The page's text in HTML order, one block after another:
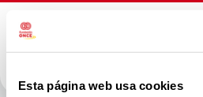
Esta página web usa cookies